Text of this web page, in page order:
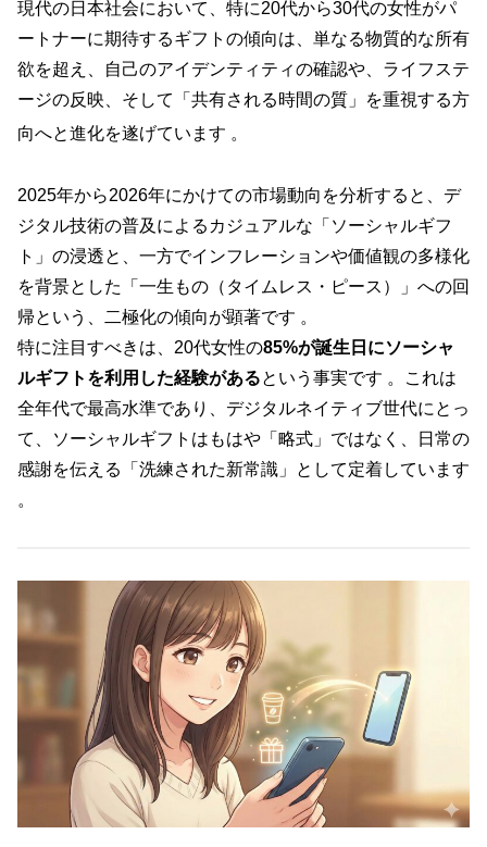
現代の日本社会において、特に20代から30代の女性がパ
ートナーに期待するギフトの傾向は、単なる物質的な所有
欲を超え、自己のアイデンティティの確認や、ライフステ
ージの反映、そして「共有される時間の質」を重視する方
向へと進化を遂げています 。
2025年から2026年にかけての市場動向を分析すると、デ
ジタル技術の普及によるカジュアルな「ソーシャルギフ
ト」の浸透と、一方でインフレーションや価値観の多様化
を背景とした「一生もの（タイムレス・ピース）」への回
帰という、二極化の傾向が顕著です 。
特に注目すべきは、20代女性の85%が誕生日にソーシャ
ルギフトを利用した経験があるという事実です 。これは
全年代で最高水準であり、デジタルネイティブ世代にとっ
て、ソーシャルギフトはもはや「略式」ではなく、日常の
感謝を伝える「洗練された新常識」として定着しています
。